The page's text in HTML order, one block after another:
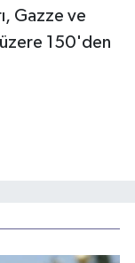
Gazze ve
üzere 150'den